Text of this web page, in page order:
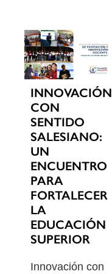
INNOVACIÓN
CON
SENTIDO
SALESIANO:
UN
ENCUENTRO
PARA
FORTALECER
LA
EDUCACIÓN
SUPERIOR
Innovación con